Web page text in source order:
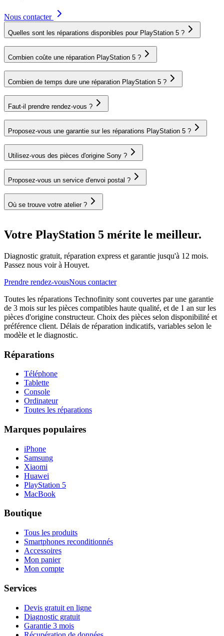
Nous contacter
Quelles sont les réparations disponibles pour PlayStation 5 ?
Combien coûte une réparation PlayStation 5 ?
Combien de temps dure une réparation PlayStation 5 ?
Faut-il prendre rendez-vous ?
Proposez-vous une garantie sur les réparations PlayStation 5 ?
Utilisez-vous des pièces d'origine Sony ?
Proposez-vous un service d'envoi postal ?
Où se trouve votre atelier ?
Votre PlayStation 5 mérite le meilleur.
Diagnostic gratuit, réparation express et garantie jusqu'à 12 mois.
Passez nous voir à Houyet.
Prendre rendez-vousNous contacter
Toutes les réparations Technofinity sont couvertes par une garantie
de 3 mois sur les pièces compatibles haute qualité, et de 1 an sur les
pièces d'origine constructeur. Choix des pièces selon disponibilité et
préférence client. Délais de réparation indicatifs, variables selon le
modèle et le diagnostic.
Réparations
Téléphone
Tablette
Console
Ordinateur
Toutes les réparations
Marques populaires
iPhone
Samsung
Xiaomi
Huawei
PlayStation 5
MacBook
Boutique
Tous les produits
Smartphones reconditionnés
Accessoires
Mon panier
Mon compte
Services
Devis gratuit en ligne
Diagnostic gratuit
Garantie 3 mois